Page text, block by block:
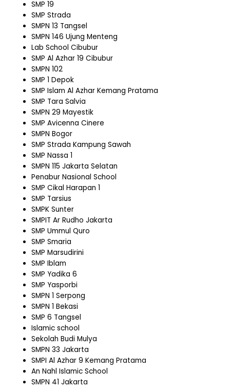
SMP 19
SMP Strada
SMPN 13 Tangsel
SMPN 146 Ujung Menteng
Lab School Cibubur
SMP Al Azhar 19 Cibubur
SMPN 102
SMP 1 Depok
SMP Islam Al Azhar Kemang Pratama
SMP Tara Salvia
SMPN 29 Mayestik
SMP Avicenna Cinere
SMPN Bogor
SMP Strada Kampung Sawah
SMP Nassa 1
SMPN 115 Jakarta Selatan
Penabur Nasional School
SMP Cikal Harapan 1
SMP Tarsius
SMPK Sunter
SMPIT Ar Rudho Jakarta
SMP Ummul Quro
SMP Smaria
SMP Marsudirini
SMP Iblam
SMP Yadika 6
SMP Yasporbi
SMPN 1 Serpong
SMPN 1 Bekasi
SMP 6 Tangsel
Islamic school
Sekolah Budi Mulya
SMPN 33 Jakarta
SMPI Al Azhar 9 Kemang Pratama
An Nahl Islamic School
SMPN 41 Jakarta